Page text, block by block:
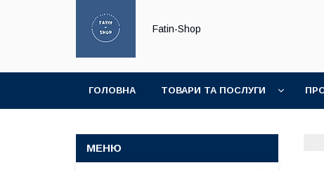
Fatin-Shop
ГОЛОВНА ТОВАРИ ТА ПОСЛУГИ